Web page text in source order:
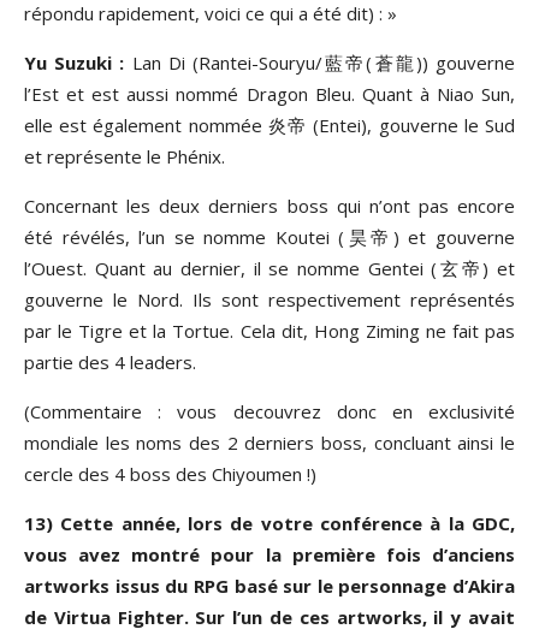
répondu rapidement, voici ce qui a été dit) : »
Yu Suzuki : Lan Di (Rantei-Souryu/藍帝(蒼龍)) gouverne
l’Est et est aussi nommé Dragon Bleu. Quant à Niao Sun,
elle est également nommée 炎帝 (Entei), gouverne le Sud
et représente le Phénix.
Concernant les deux derniers boss qui n’ont pas encore
été révélés, l’un se nomme Koutei (昊帝) et gouverne
l’Ouest. Quant au dernier, il se nomme Gentei (玄帝) et
gouverne le Nord. Ils sont respectivement représentés
par le Tigre et la Tortue. Cela dit, Hong Ziming ne fait pas
partie des 4 leaders.
(Commentaire : vous decouvrez donc en exclusivité
mondiale les noms des 2 derniers boss, concluant ainsi le
cercle des 4 boss des Chiyoumen !)
13) Cette année, lors de votre conférence à la GDC,
vous avez montré pour la première fois d’anciens
artworks issus du RPG basé sur le personnage d’Akira
de Virtua Fighter. Sur l’un de ces artworks, il y avait